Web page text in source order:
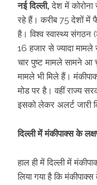
नई दिल्ली,देश में
रहे हैं। करीब 75 देशों में
है। विश्व स्वास्थ्य
16 हजार से ज्यादा
चार पुष्ट मामले सामने
मामले भी मिले हैं।
मोड पर है। वहीं राज्य
इसको लेकर अलर्ट जारी
दिल्ली में मंकीपाक्स के
हाल ही में दिल्ली में
लिया गया है कि